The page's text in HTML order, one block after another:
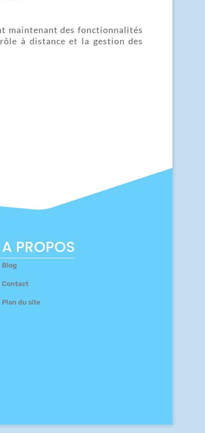
maintenant des fonctionnalités
à distance et la gestion des
A PROPOS
Blog
Contact
Plan du site